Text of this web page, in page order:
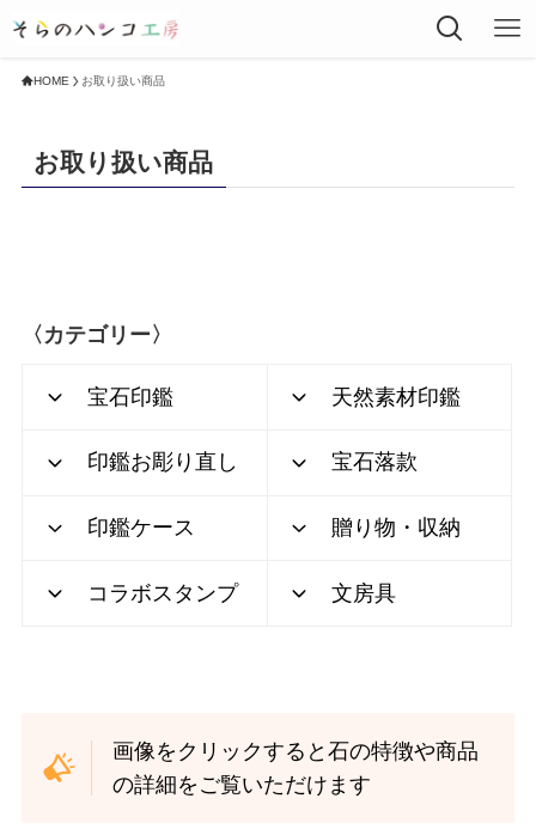
HOME お取り扱い商品
お取り扱い商品
〈カテゴリー〉
宝石印鑑 天然素材印鑑
印鑑お彫り直し 宝石落款
印鑑ケース 贈り物・収納
コラボスタンプ 文房具
画像をクリックすると石の特徴や商品
の詳細をご覧いただけます